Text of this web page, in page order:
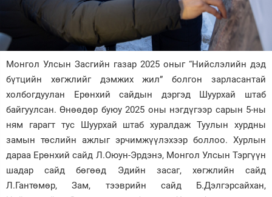
Дэлхий
Энтертайнмэнт
Зурхай
Монгол Улсын Засгийн газар 2025 оныг “Нийслэлийн дэд
бүтцийн хөгжлийг дэмжих жил” болгон зарласантай
холбогдуулан Ерөнхий сайдын дэргэд Шуурхай штаб
байгуулсан. Өнөөдөр буюу 2025 оны нэгдүгээр сарын 5-ны
ням гарагт тус Шуурхай штаб хуралдаж Туулын хурдны
замын төслийн ажлыг эрчимжүүлэхээр боллоо. Хурлын
дараа Ерөнхий сайд Л.Оюун-Эрдэнэ, Монгол Улсын Тэргүүн
шадар сайд бөгөөд Эдийн засаг, хөгжлийн сайд
Л.Гантөмөр, Зам, тээврийн сайд Б.Дэлгэрсайхан,